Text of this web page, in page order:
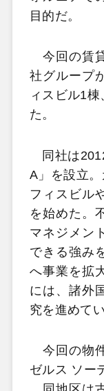
目的だ。
今回の賃
社グループ
ィスビル1
た。
同社は
A」を設立
フィスビル
を始めた。
マネジメン
できる強み
へ事業を拡
には、諸外
究を進めて
今回の物
ゼルス ソー